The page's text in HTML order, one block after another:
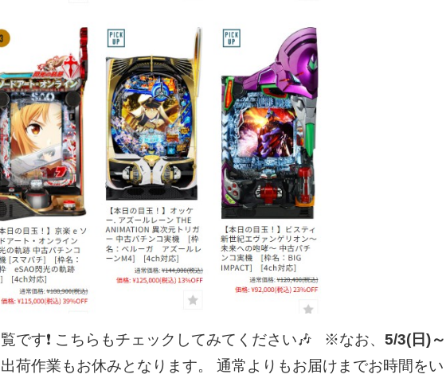
です❗ こちらもチェックしてみてください🎶 ※なお、 5/3(日)～
荷作業もお休みとなります。
通常よりもお届けまでお時間をい